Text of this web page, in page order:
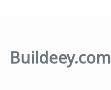
Buildeey.com